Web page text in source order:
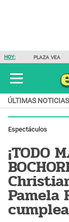
HOY: PLAZA VEA
ÚLTIMAS NOTICIAS
Espectáculos
¡TODO
Pamela